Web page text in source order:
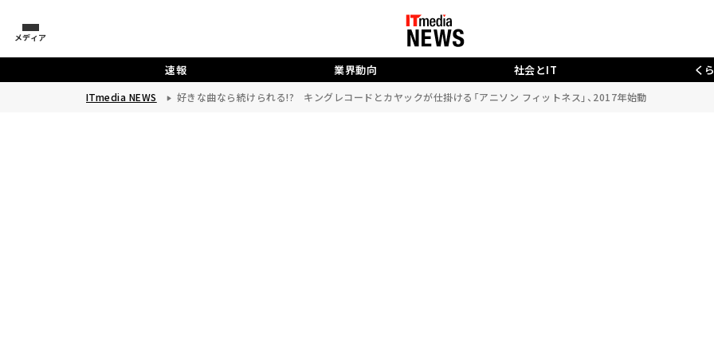
メディア
速報 業界動向 社会とIT く
ITmedia NEWS 好きな曲なら続けられる!? キングレコードとカヤックが仕掛ける「アニソン フィットネス」、2017年始動